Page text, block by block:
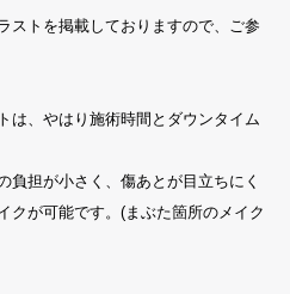
ストを掲載しておりますので、ご参
は、やはり施術時間とダウンタイム
負担が小さく、傷あとが目立ちにく
クが可能です。(まぶた箇所のメイク